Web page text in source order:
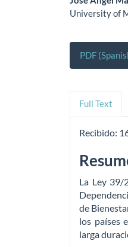
University of
PDF
Full Text
Recibido:
La Ley 39/
de
los países
larga